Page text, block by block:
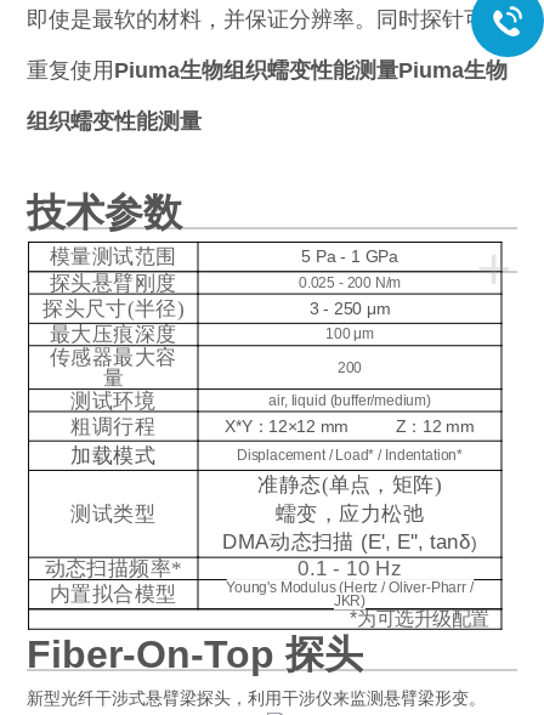
即使是最软的材料，并保证分辨率。同时探针可以
重复使用 Piuma生物组织蠕变性能测量Piuma生物
组织蠕变性能测量
技术参数
+
模量测试范围 5 Pa - 1 GPa
探头悬臂刚度 0.025 - 200 N/m
探头尺寸(半径) 3 - 250 μm
最大压痕深度 100 μm
传感器最大容
量 200
测试环境 air, liquid (buffer/medium)
粗调行程 X*Y：12×12 mm Z：12 mm
加载模式 Displacement / Load* / Indentation*
测试类型
准静态(单点，矩阵)
蠕变，应力松弛
DMA动态扫描 (E', E'', tanδ)
动态扫描频率* 0.1 - 10 Hz
内置拟合模型 Young's Modulus (Hertz / Oliver-Pharr /
JKR)
*为可选升级配置
Fiber-On-Top 探头
新型光纤干涉式悬臂梁探头，利用干涉仪来监测悬臂梁形变。